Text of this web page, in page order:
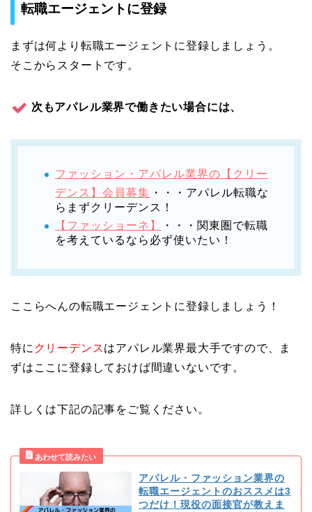
転職エージェントに登録
まずは何より転職エージェントに登録しましょう。
そこからスタートです。
次もアパレル業界で働きたい場合には、
ファッション・アパレル業界の【クリー
デンス】会員募集 ・・・アパレル転職な
らまずクリーデンス！
【ファッショーネ】
・・・関東圏で転職
を考えているなら必ず使いたい！
ここらへんの転職エージェントに登録しましょう！
特に クリーデンスはアパレル業界最大手ですので、ま
ずはここに登録しておけば間違いないです。
詳しくは下記の記事をご覧ください。
アパレル・ファッション業界の
転職エージェントのおススメは3
つだけ！現役の面接官が教えま